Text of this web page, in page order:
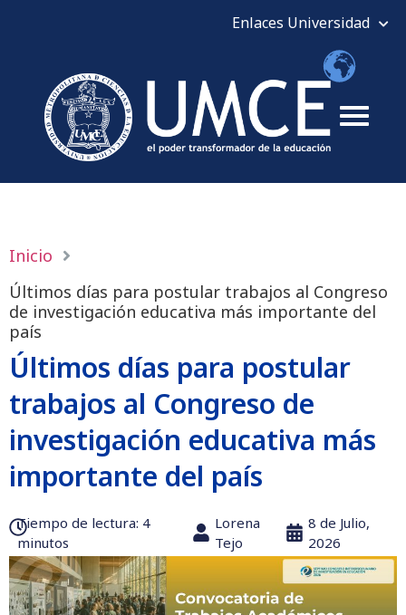
Inicio
Últimos días para postular trabajos al Congreso
de investigación educativa más importante del
país
Últimos días para postular
trabajos al Congreso de
investigación educativa más
importante del país
Tiempo de lectura:‎ 4
minutos
Lorena
Tejo
8 de Julio,
2026